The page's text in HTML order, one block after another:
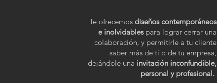
Te ofrecemos diseños contemporáneos
e inolvidablespara lograr cerrar una
colaboración, y permitirle a tu cliente
saber más de ti o de tu empresa,
dejándole una invitación inconfundible,
personal y profesional.